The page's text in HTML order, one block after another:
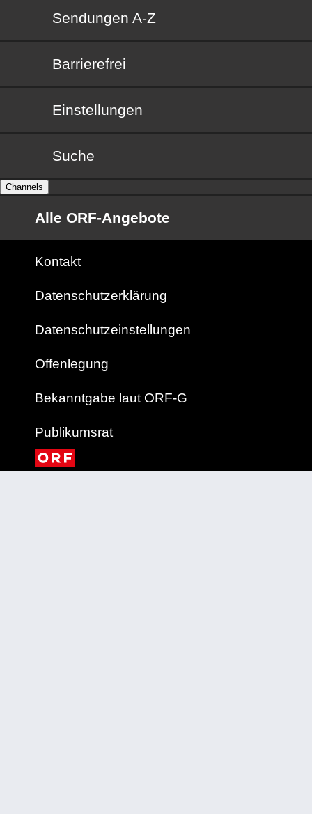
Sendungen von A bis Z
Sendungen A-Z
Barrierefrei
Barrierefrei
Einstellungen
Suche
Channels
Alle ORF-Angebote
Kontakt
Datenschutzerklärung
Datenschutzeinstellungen
Offenlegung
Bekanntgabe laut ORF-G
Publikumsrat